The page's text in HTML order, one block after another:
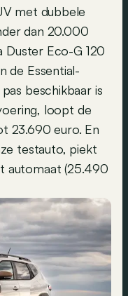
met dubbele
dan 20.000
Duster Eco-G 120
de Essential-
beschikbaar is
loopt de
23.690 euro. En
testauto, piekt
automaat (25.490